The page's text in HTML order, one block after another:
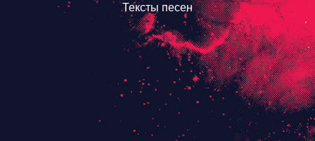
Тексты песен